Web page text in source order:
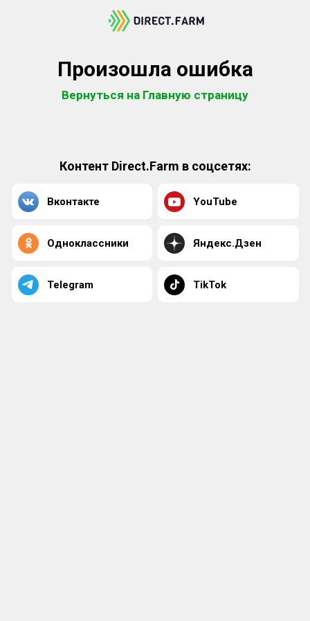
Произошла ошибка
Вернуться на Главную страницу
Контент Direct.Farm в соцсетях:
Вконтакте YouTube
Одноклассники Яндекс.Дзен
Telegram TikTok